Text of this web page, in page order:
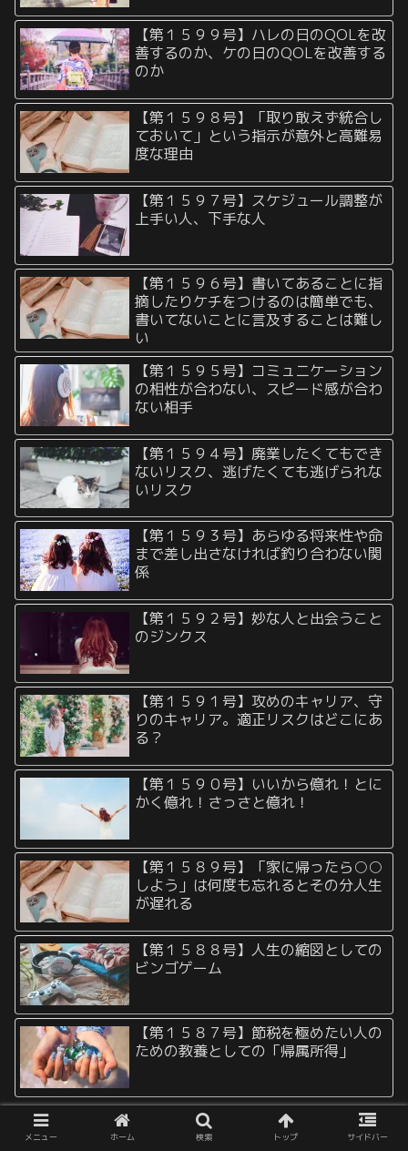
【第１５９９号】ハレの日のQOLを改
善するのか、ケの日のQOLを改善する
のか
【第１５９８号】「取り敢えず統合し
ておいて」という指示が意外と高難易
度な理由
【第１５９７号】スケジュール調整が
上手い人、下手な人
【第１５９６号】書いてあることに指
摘したりケチをつけるのは簡単でも、
書いてないことに言及することは難し
い
【第１５９５号】コミュニケーション
の相性が合わない、スピード感が合わ
ない相手
【第１５９４号】廃業したくてもでき
ないリスク、逃げたくても逃げられな
いリスク
【第１５９３号】あらゆる将来性や命
まで差し出さなければ釣り合わない関
係
【第１５９２号】妙な人と出会うこと
のジンクス
【第１５９１号】攻めのキャリア、守
りのキャリア。適正リスクはどこにあ
る？
【第１５９０号】いいから億れ！とに
かく億れ！さっさと億れ！
【第１５８９号】「家に帰ったら○○
しよう」は何度も忘れるとその分人生
が遅れる
【第１５８８号】人生の縮図としての
ビンゴゲーム
【第１５８７号】節税を極めたい人の
ための教養としての「帰属所得」
メニュー ホーム 検索 トップ サイドバー